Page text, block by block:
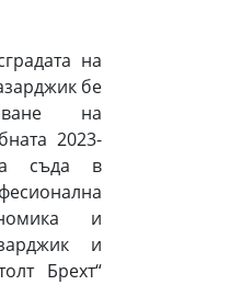
на
бе
на
2023-
съда в
и
и
Брехт“